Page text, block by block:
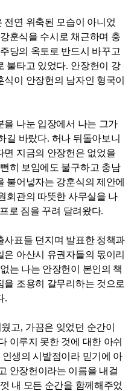
전연 위축된 모습이 아니었
훈식을 수시로 채근하며 충
당의 옥토로 반드시 바꾸고
불타고 있었다. 안장헌이 강
이 안장헌의 남자인 형국이
을 나눈 입장에서 나는 그가
길 바랐다. 허나 뒤돌아보니
면 지금의 안장헌은 없었을
히 보임에도 불구하고 충남
불어넣자는 강훈식의 제안에
회관의 따뜻한 사무실을 나
로 짐을 꾸려 달려왔다.
사표들 던지며 발표한 정책과
아산시 유권자들의 몫이리
는 나는 안장헌이 본인의 책
조용히 갈무리하는 것으로
.
고, 가끔은 잊었던 순간이
이루지 못한 것에 대한 아쉬
생의 시발점이라 믿기에 아
안장헌이라는 이름을 내걸
내 모든 순간을 함께해주었